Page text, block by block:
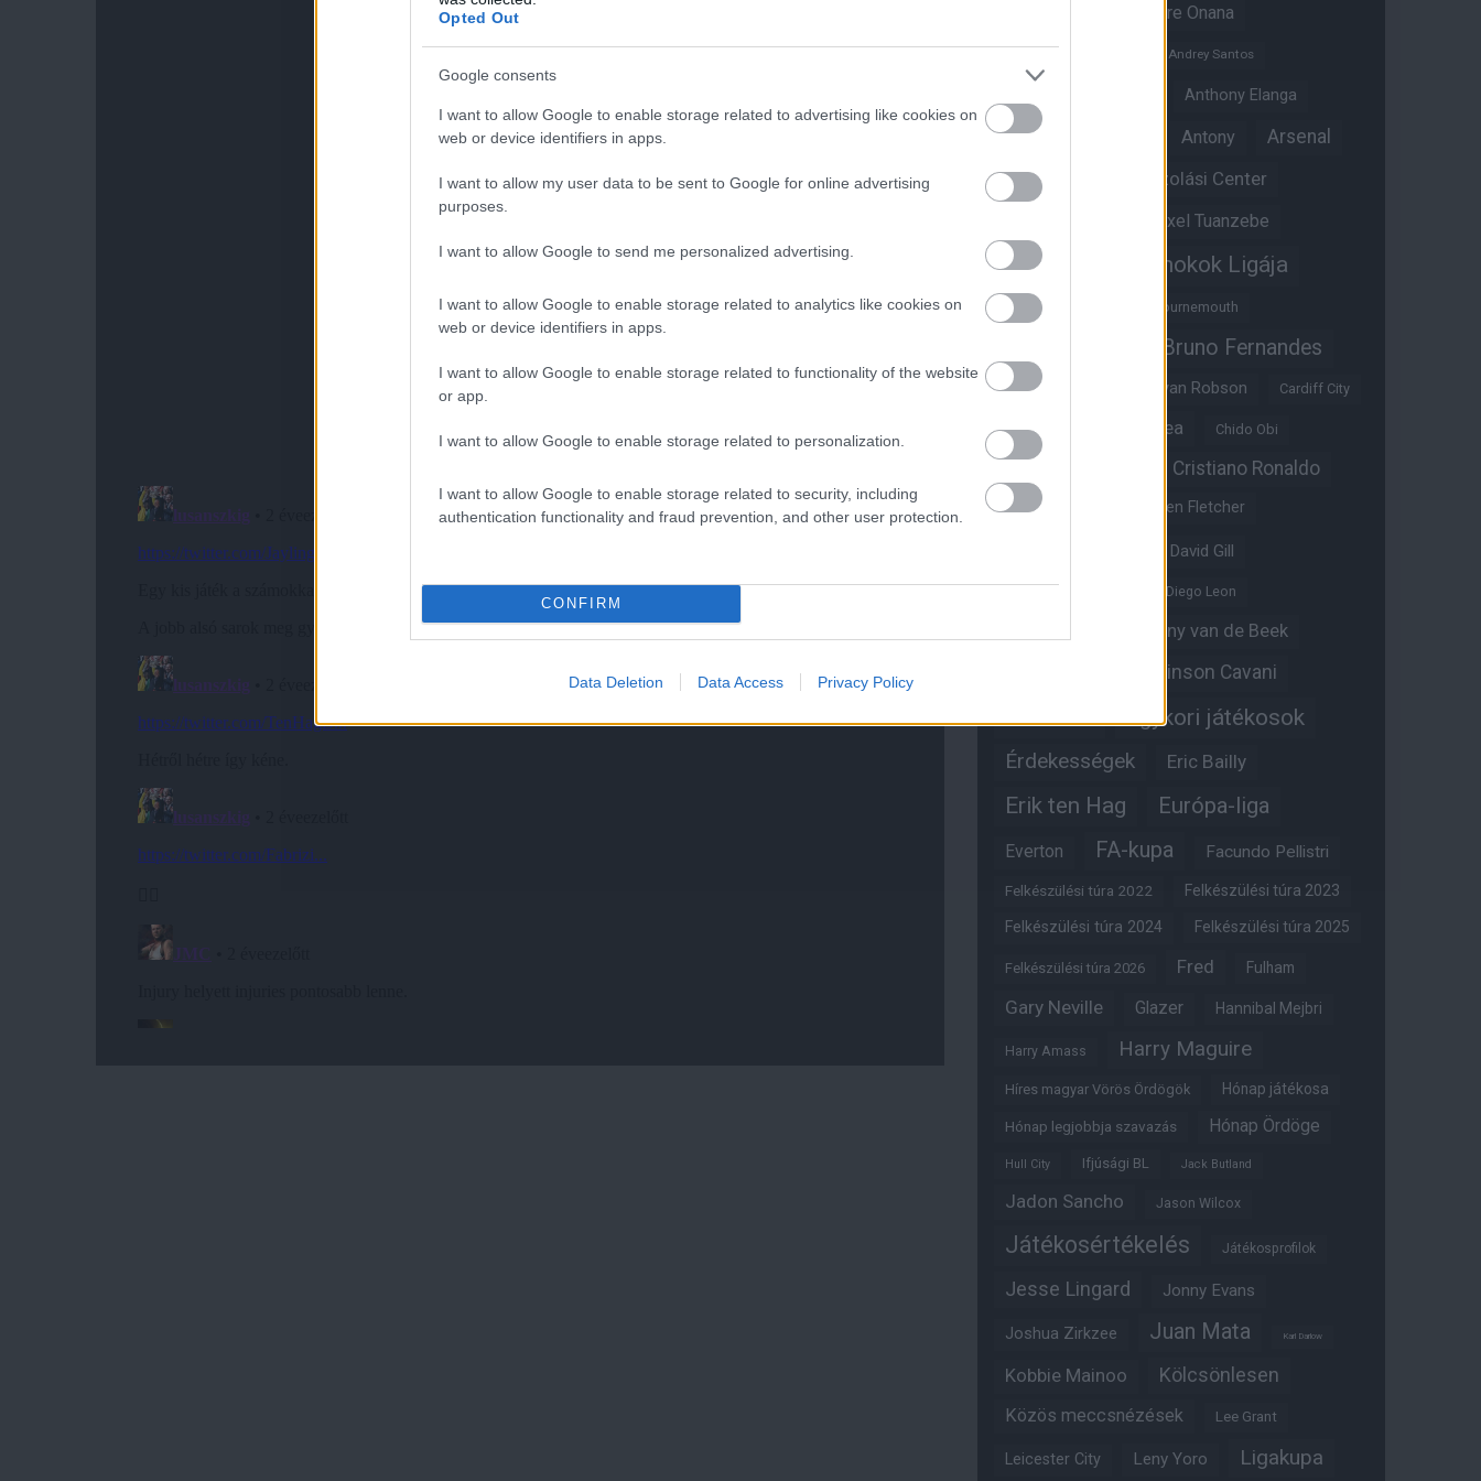
Opted Out
Google consents
I want to allow Google to enable storage related to advertising like cookies on
web or device identifiers in apps.
I want to allow my user data to be sent to Google for online advertising
purposes.
I want to allow Google to send me personalized advertising.
I want to allow Google to enable storage related to analytics like cookies on
web or device identifiers in apps.
I want to allow Google to enable storage related to functionality of the website
or app.
I want to allow Google to enable storage related to personalization.
I want to allow Google to enable storage related to security, including
authentication functionality and fraud prevention, and other user protection.
CONFIRM
Data Deletion Data Access Privacy Policy
Andre Onana
Andreas Pereira
Andrey Santos
Anthony Elanga
Anthony Martial Antony Arsenal
Aston Villa Átigazolási Center
Axel Tuanzebe
Ayden Heaven Bajnokok Ligája
Benjamin Sesko Bournemouth
Bruno Fernandes
Bryan Mbeumo Bryan Robson Cardiff City
Casemiro Chelsea Chido Obi
Cristiano Ronaldo
Crystal Palace Darren Fletcher
David Gill
Dean Henderson Diego Leon
Donny van de Beek
Edinson Cavani
Edzői stáb Egykori játékosok
Érdekességek Eric Bailly
Erik ten Hag Európa-liga
Everton FA-kupa Facundo Pellistri
Felkészülési túra 2022 Felkészülési túra 2023
Felkészülési túra 2024 Felkészülési túra 2025
Felkészülési túra 2026 Fred Fulham
Gary Neville Glazer Hannibal Mejbri
Harry Amass Harry Maguire
Híres magyar Vörös Ördögök Hónap játékosa
Hónap legjobbja szavazás Hónap Ördöge
Hull City Ifjúsági BL Jack Butland
Jadon Sancho Jason Wilcox
Játékosértékelés Játékosprofilok
Jesse Lingard Jonny Evans
Joshua Zirkzee Juan Mata Karl Darlow
Kobbie Mainoo Kölcsönlesen
Közös meccsnézések Lee Grant
Leicester City Leny Yoro Ligakupa